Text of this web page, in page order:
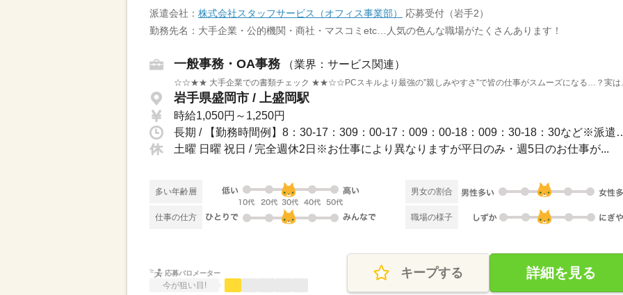
派遣会社： 株式会社スタッフサービス（オフィス事業部）
応募受付（岩手2）
勤務先名：大手企業・公的機関・商社・マスコミetc…人気の色んな職場がたくさんあります！
一般事務・OA事務 （業界：サービス関連）
☆☆★★ 大手企業での書類チェック ★★☆☆PCスキルより最強の”親しみやすさ”で皆の仕事がスムーズになる…？実は
岩手県盛岡市 / 上盛岡駅
時給1,050円～1,250円
長期 / 【勤務時間例】8：30-17：
土曜 日曜 祝日 / 完全週休2日※お仕事により異なりますが平日のみ・週5日のお仕事が...
多い年齢層 男女の割合
仕事の仕方 職場の様子
応募バロメーター
今が狙い目!
キープする 詳細を見る